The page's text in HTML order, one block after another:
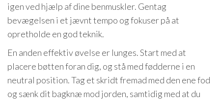
igen ved hjælp af dine benmuskler. Gentag
bevægelsen i et jævnt tempo og fokuser på at
opretholde en god teknik.
En anden effektiv øvelse er lunges. Start med at
placere bøtten foran dig, og stå med fødderne i en
neutral position. Tag et skridt fremad med den ene fod
og sænk dit bagknæ mod jorden, samtidig med at du